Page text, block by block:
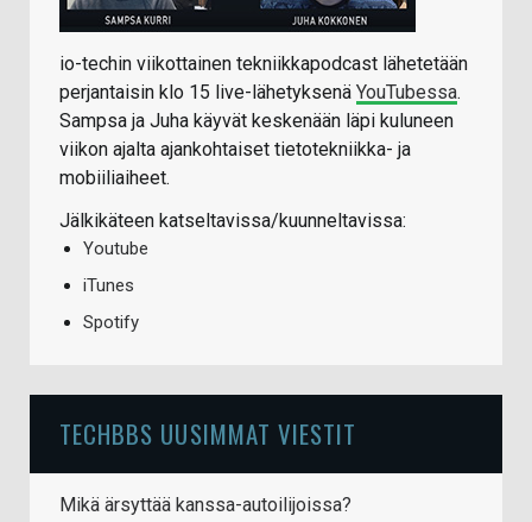
io-techin viikottainen tekniikkapodcast lähetetään
perjantaisin klo 15 live-lähetyksenä YouTubessa.
Sampsa ja Juha käyvät keskenään läpi kuluneen
viikon ajalta ajankohtaiset tietotekniikka- ja
mobiiliaiheet.
Jälkikäteen katseltavissa/kuunneltavissa:
Youtube
iTunes
Spotify
TECHBBS UUSIMMAT VIESTIT
Mikä ärsyttää kanssa-autoilijoissa?